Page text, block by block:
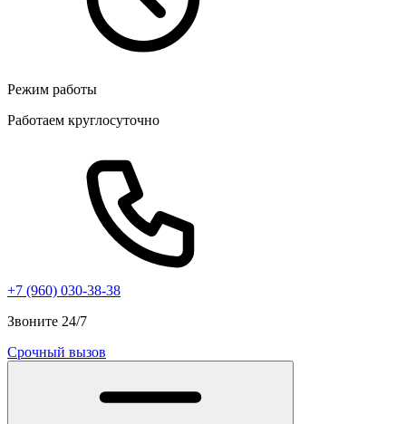
Режим работы
Работаем круглосуточно
+7 (960) 030-38-38
Звоните 24/7
Срочный вызов